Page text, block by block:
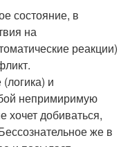
состояние, в
на
реакции)
и
непримиримую
хочет добиваться,
же в